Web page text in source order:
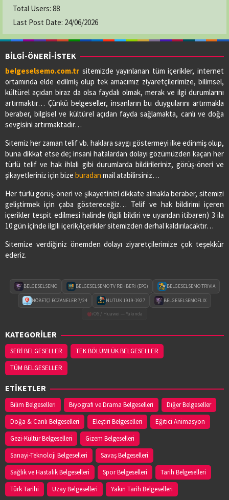
Total Users: 88
Last Post Date: 24/06/2026
BİLGİ-ÖNERİ-İSTEK
belgeselsemo.com.tr sitemizde yayınlanan tüm içerikler, internet
ortamında elde edilmiş olup tek amacımız ziyaretçilerimize, bilimsel,
kültürel açıdan biraz da olsa faydalı olmak, merak ve ilgi durumlarını
artırmaktır… Çünkü belgeseller, insanların bu duygularını artırmakla
beraber, bilgisel ve kültürel açıdan fayda sağlamakta, canlı ve doğa
sevgisini artırmaktadır…
Sitemiz her zaman telif vb. haklara saygı göstermeyi ilke edinmiş olup,
buna dikkat etse de; insani hatalardan dolayı gözümüzden kaçan her
türlü telif ve hak ihlali gibi durumlarda bildirileriniz, görüş-öneri ve
şikayetleriniz için bize buradan mail atabilirsiniz…
Her türlü görüş-öneri ve şikayetinizi dikkate almakla beraber, sitemizi
geliştirmek için çaba göstereceğiz… Telif ve hak bildirimi içeren
içerikler tespit edilmesi halinde (ilgili bildiri ve uyarıdan itibaren) 3 ila
10 gün içinde ilgili içerik/içerikler sitemizden derhal kaldırılacaktır…
Sitemize verdiğiniz önemden dolayı ziyaretçilerimize çok teşekkür
ederiz.
BELGESELSEMO BELGESELSEMO TV REHBERİ (EPG) BELGESELSEMO TRIVIA
NÖBETÇİ ECZANELER 7/24 NUTUK 1919-1927
BELGESELSEMOFLIX
iOS / Huawei — Yakında
KATEGORİLER
SERİ BELGESELLER
TEK BÖLÜMLÜK BELGESELLER
TÜM BELGESELLER
ETİKETLER
Bilim Belgeselleri Biyografi ve Drama Belgeselleri
Diğer Belgeseller
Doğa & Canlı Belgeselleri
Eleştiri Belgeselleri
Eğitici Animasyon
Gezi-Kültür Belgeselleri
Gizem Belgeselleri
Sanayi-Teknoloji Belgeselleri
Savaş Belgeselleri
Sağlık ve Hastalık Belgeselleri
Spor Belgeselleri
Tarih Belgeselleri
Türk Tarihi
Uzay Belgeselleri Yakın Tarih Belgeselleri